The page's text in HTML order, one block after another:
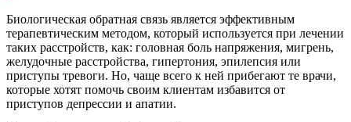
Биологическая обратная связь является эффективным
терапевтическим методом, который используется при лечении
таких расстройств, как: головная боль напряжения, мигрень,
желудочные расстройства, гипертония, эпилепсия или
приступы тревоги. Но, чаще всего к ней прибегают те врачи,
которые хотят помочь своим клиентам избавится от
приступов депрессии и апатии.